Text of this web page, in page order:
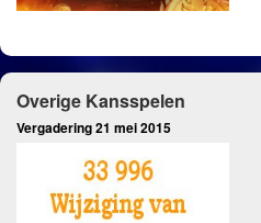
Overige Kansspelen
Vergadering 21 mei 2015